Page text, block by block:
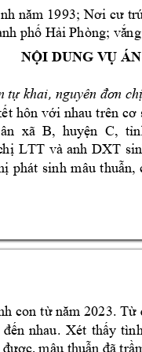
  

NỘI DUNG VỤ

     
xã B  C
 LTT và anh DXT
phát sinh  
  
    